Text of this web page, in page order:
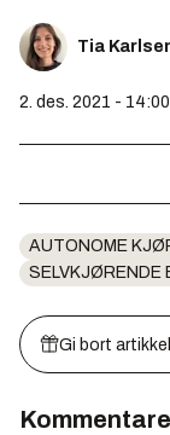
Tia
2. des. 2021 - 14:00
AUTONOME
SELVKJØRENDE
Gi bort